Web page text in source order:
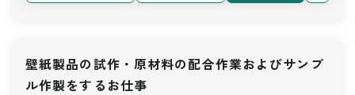
壁紙製品の試作・原材料の配合作業およびサンプ
ル作製をするお仕事